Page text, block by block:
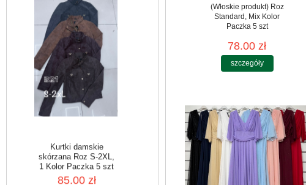
(Włoskie produkt) Roz
Standard, Mix Kolor
Paczka 5 szt
78.00 zł
szczegóły